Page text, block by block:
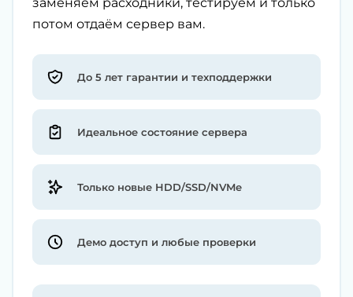
потом отдаём сервер вам.
До 5 лет гарантии и техподдержки
Идеальное состояние сервера
Только новые HDD/SSD/NVMe
Демо доступ и любые проверки